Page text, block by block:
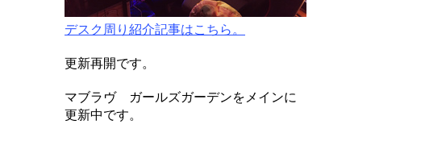
デスク周り紹介記事はこちら。
更新再開です。
マブラヴ ガールズガーデンをメインに
更新中です。